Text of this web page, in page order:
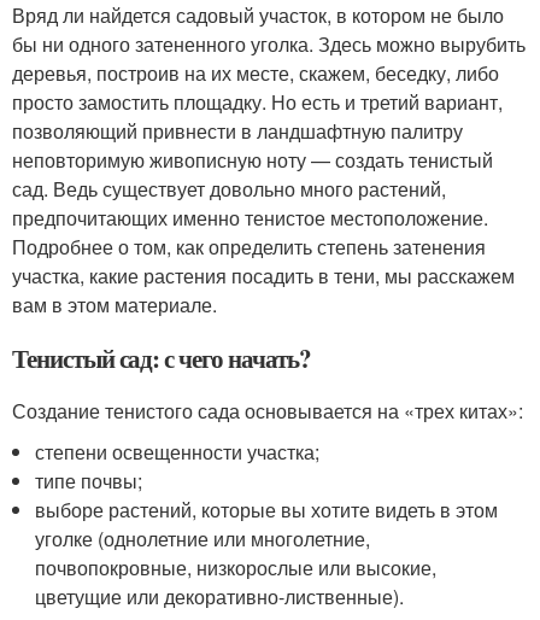
Вряд ли найдется садовый участок, в котором не было
бы ни одного затененного уголка. Здесь можно вырубить
деревья, построив на их месте, скажем, беседку, либо
просто замостить площадку. Но есть и третий вариант,
позволяющий привнести в ландшафтную палитру
неповторимую живописную ноту — создать тенистый
сад. Ведь существует довольно много растений,
предпочитающих именно тенистое местоположение.
Подробнее о том, как определить степень затенения
участка, какие растения посадить в тени, мы расскажем
вам в этом материале.
Тенистый сад: с чего начать?
Создание тенистого сада основывается на «трех китах»:
степени освещенности участка;
типе почвы;
выборе растений, которые вы хотите видеть в этом
уголке (однолетние или многолетние,
почвопокровные, низкорослые или высокие,
цветущие или декоративно-лиственные).